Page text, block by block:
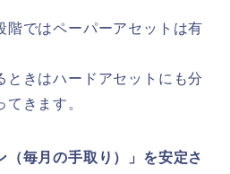
階ではペーパーアセットは有
ときはハードアセットにも分
きます。
（毎月の手取り）」を安定さ